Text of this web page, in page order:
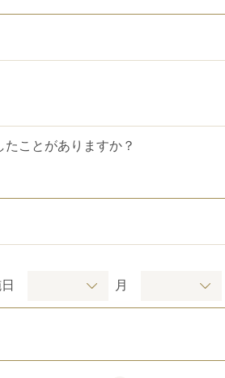
ことがありますか？
月